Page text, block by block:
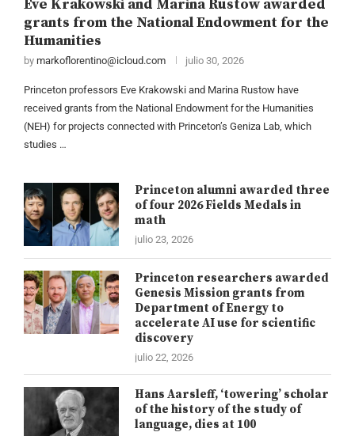
Eve Krakowski and Marina Rustow awarded
grants from the National Endowment for the
Humanities
by markoflorentino@icloud.com julio 30, 2026
Princeton professors Eve Krakowski and Marina Rustow have
received grants from the National Endowment for the Humanities
(NEH) for projects connected with Princeton’s Geniza Lab, which
studies …
Princeton alumni awarded three
of four 2026 Fields Medals in
math
julio 23, 2026
Princeton researchers awarded
Genesis Mission grants from
Department of Energy to
accelerate AI use for scientific
discovery
julio 22, 2026
Hans Aarsleff, ‘towering’ scholar
of the history of the study of
language, dies at 100